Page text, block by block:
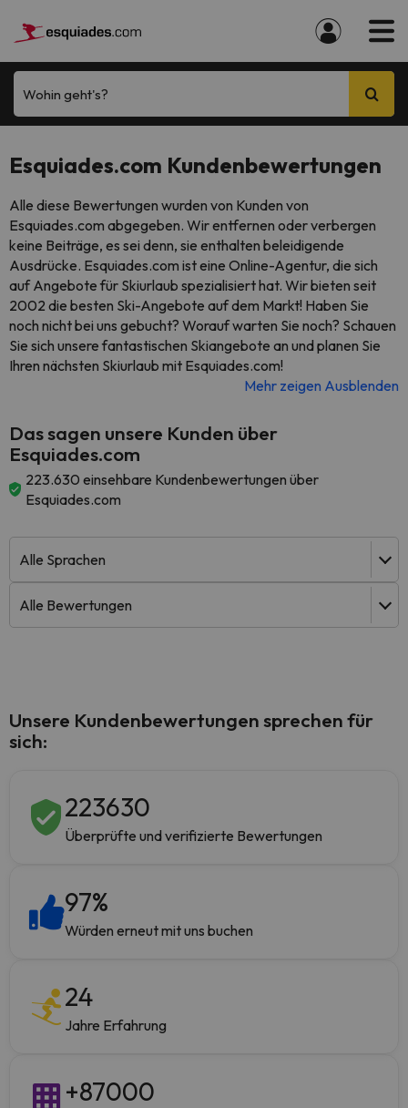
Wohin geht's?
Esquiades.com Kundenbewertungen
Alle diese Bewertungen wurden von Kunden von
Esquiades.com abgegeben. Wir entfernen oder verbergen
keine Beiträge, es sei denn, sie enthalten beleidigende
Ausdrücke. Esquiades.com ist eine Online-Agentur, die sich
auf Angebote für Skiurlaub spezialisiert hat. Wir bieten seit
2002 die besten Ski-Angebote auf dem Markt! Haben Sie
noch nicht bei uns gebucht? Worauf warten Sie noch? Schauen
Sie sich unsere fantastischen Skiangebote an und planen Sie
Ihren nächsten Skiurlaub mit Esquiades.com!
Mehr zeigen Ausblenden
Das sagen unsere Kunden über
Esquiades.com
223.630 einsehbare Kundenbewertungen über
Esquiades.com
Unsere Kundenbewertungen sprechen für
sich:
223630
Überprüfte und verifizierte Bewertungen
97%
Würden erneut mit uns buchen
24
Jahre Erfahrung
+87000